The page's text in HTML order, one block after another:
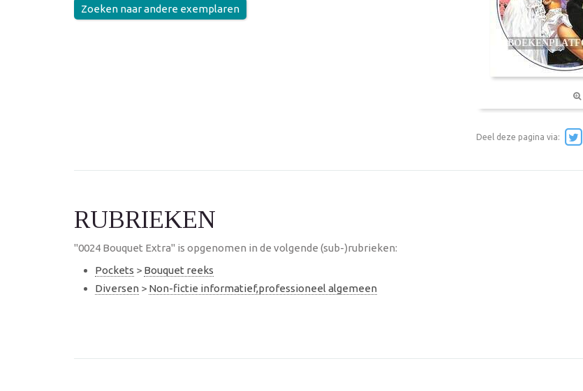
Zoeken naar andere exemplaren
Deel deze pagina via:
RUBRIEKEN
"0024 Bouquet Extra" is opgenomen in de volgende (sub-)rubrieken:
Pockets > Bouquet reeks
Diversen > Non-fictie informatief,professioneel algemeen